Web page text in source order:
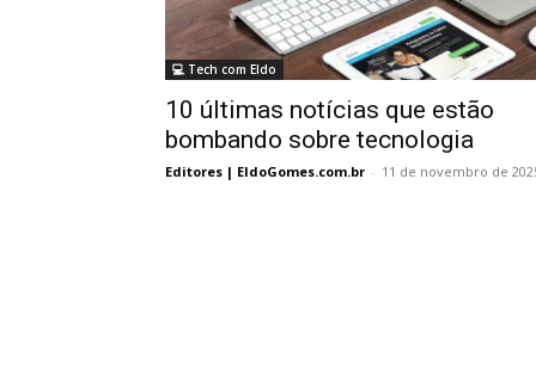
💻 Tech com Eldo
10 últimas notícias que estão
bombando sobre tecnologia
Editores | EldoGomes.com.br - 11 de novembro de